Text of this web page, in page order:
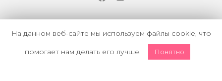
На данном веб-сайте мы используем файлы cookie, что
помогает нам делать его лучше. Понятно